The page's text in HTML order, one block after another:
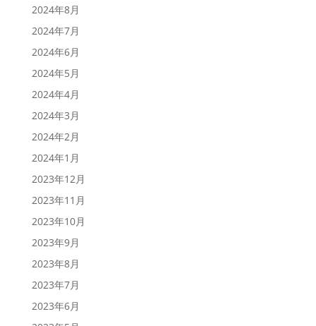
2024年8月
2024年7月
2024年6月
2024年5月
2024年4月
2024年3月
2024年2月
2024年1月
2023年12月
2023年11月
2023年10月
2023年9月
2023年8月
2023年7月
2023年6月